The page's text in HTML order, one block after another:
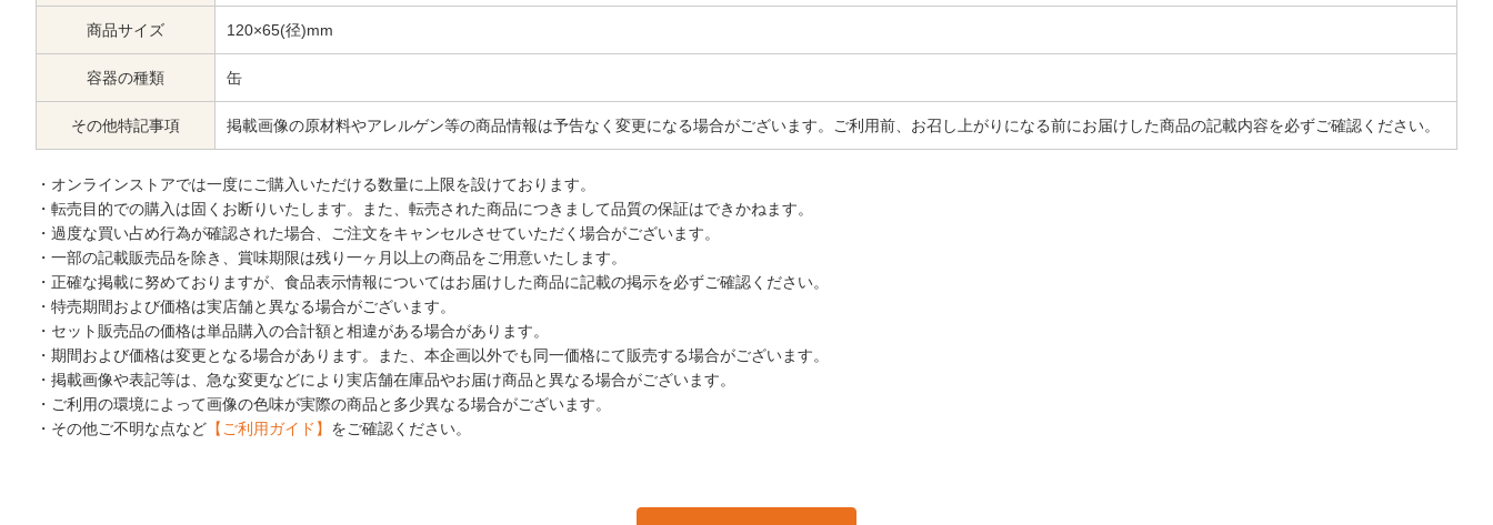
商品サイズ 120×65(径)mm
容器の種類 缶
その他特記事項 掲載画像の原材料やアレルゲン等の商品情報は予告なく変更になる場合がございます。ご利用前、お召し上がりになる前にお届けした商品の記載内容を必ずご確認ください。
・オンラインストアでは一度にご購入いただける数量に上限を設けております。
・転売目的での購入は固くお断りいたします。また、転売された商品につきまして品質の保証はできかねます。
・過度な買い占め行為が確認された場合、ご注文をキャンセルさせていただく場合がございます。
・一部の記載販売品を除き、賞味期限は残り一ヶ月以上の商品をご用意いたします。
・正確な掲載に努めておりますが、食品表示情報についてはお届けした商品に記載の掲示を必ずご確認ください。
・特売期間および価格は実店舗と異なる場合がございます。
・セット販売品の価格は単品購入の合計額と相違がある場合があります。
・期間および価格は変更となる場合があります。また、本企画以外でも同一価格にて販売する場合がございます。
・掲載画像や表記等は、急な変更などにより実店舗在庫品やお届け商品と異なる場合がございます。
・ご利用の環境によって画像の色味が実際の商品と多少異なる場合がございます。
・その他ご不明な点など 【ご利用ガイド】 をご確認ください。